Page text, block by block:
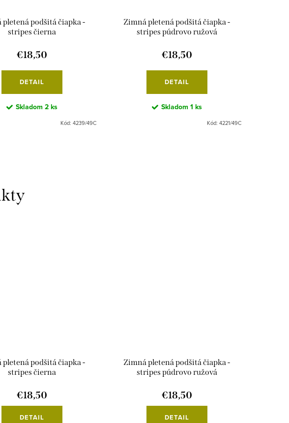
pletená podšitá čiapka -
stripes čierna
€18,50
DETAIL
Skladom 2 ks
Kód: 4239/49C
Zimná pletená podšitá čiapka -
stripes púdrovo ružová
€18,50
DETAIL
Skladom 1 ks
Kód: 4221/49C
pletená podšitá čiapka -
stripes čierna
€18,50
DETAIL
Zimná pletená podšitá čiapka -
stripes púdrovo ružová
€18,50
DETAIL